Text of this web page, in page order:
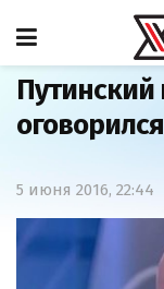
Главная Странности
Путинский
5 июня 2016, 22:44